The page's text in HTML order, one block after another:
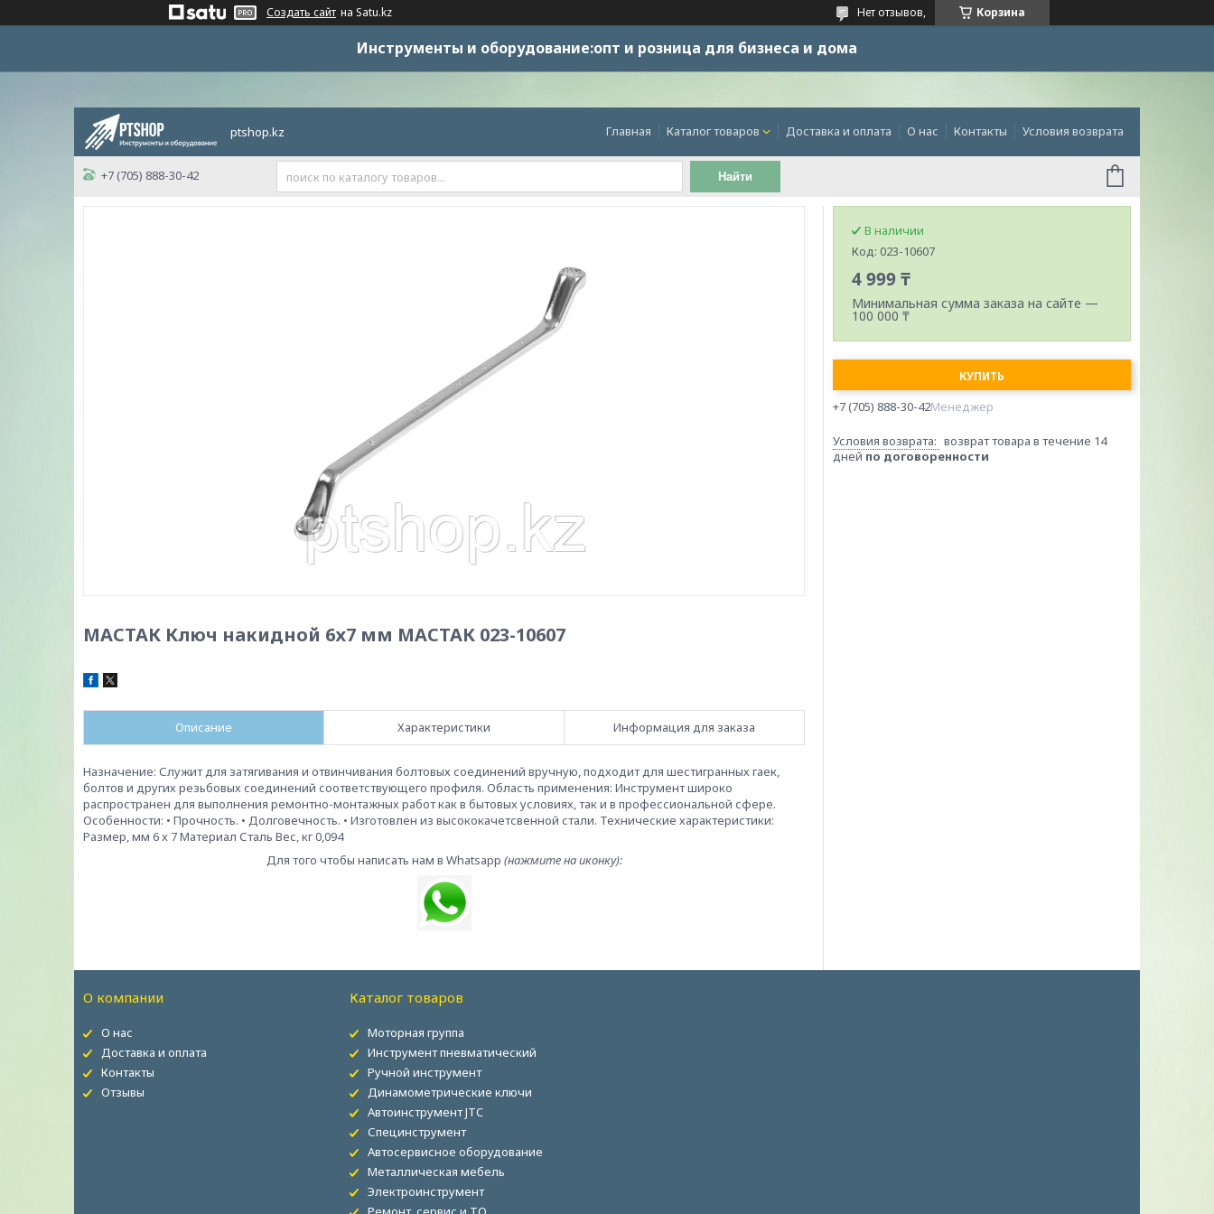
Создать сайт на Satu.kz Корзина
Нет отзывов,
Инструменты и оборудование:опт и розница для бизнеса и дома
ptshop.kz Главная Каталог товаров Доставка и оплата О нас Контакты Условия возврата
+7 (705) 888-30-42 Найти
МАСТАК Ключ накидной 6х7 мм МАСТАК 023-10607
Описание Характеристики Информация для заказа
Назначение: Служит для затягивания и отвинчивания болтовых соединений вручную, подходит для шестигранных гаек,
болтов и других резьбовых соединений соответствующего профиля. Область применения: Инструмент широко
распространен для выполнения ремонтно-монтажных работ как в бытовых условиях, так и в профессиональной сфере.
Особенности: • Прочность. • Долговечность. • Изготовлен из высококачетсвенной стали. Технические характеристики:
Размер, мм 6 x 7 Материал Сталь Вес, кг 0,094
Для того чтобы написать нам в Whatsapp (нажмите на иконку):
В наличии
Код: 023-10607
4 999 ₸
Минимальная сумма заказа на сайте —
100 000 ₸
КУПИТЬ
+7 (705) 888-30-42Менеджер
возврат товара в течение 14
дней по договоренности
О компании
О нас
Доставка и оплата
Контакты
Отзывы
Каталог товаров
Моторная группа
Инструмент пневматический
Ручной инструмент
Динамометрические ключи
Автоинструмент JTC
Специнструмент
Автосервисное оборудование
Металлическая мебель
Электроинструмент